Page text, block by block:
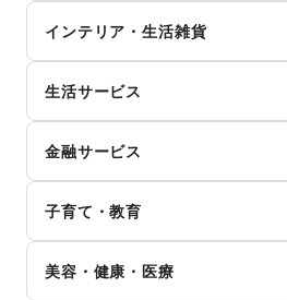
インナー・ルームウェア
キッズ・ベビー・マタニティ
スポーツ
シーズナルウェア
腕時計
靴
バッグ・革小物
ファッション雑貨
和服・着物
古着
その他ファッション
和菓子
パン
お弁当・惣菜
軽食・ホットスナック
コーヒー・紅茶
その他飲料
食材・調味料
物産展・マルシェ
キッチンカー・移動販売
野菜・果物・生鮮食品
インテリア・生活雑貨
寝具・ベッド
家具・家電
キッチン雑貨・調理器具
掃除用品・生活便利品
文房具
手芸・ハンドメイド
花・盆栽・ドライフラワー
生活サービス
インターネット・プロバイダ
電気・ガス
ウォーターサーバー
ハウスクリーニング・家事代行
定期宅配
リサイクル雑貨・古本
金融サービス
保険
銀行
住宅ローン
証券・FX
子育て・教育
ランドセル
美容・健康・医療